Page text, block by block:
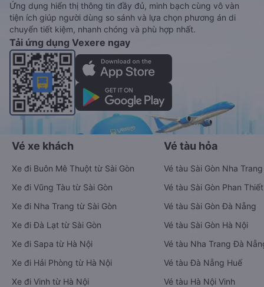
Ứng dụng hiển thị thông tin đầy đủ, minh bạch cùng vô vàn
tiện ích giúp người dùng so sánh và lựa chọn phương án di
chuyển tiết kiệm, nhanh chóng và phù hợp nhất.
Tải ứng dụng Vexere ngay
Vé xe khách
Xe đi Buôn Mê Thuột từ Sài Gòn
Xe đi Vũng Tàu từ Sài Gòn
Xe đi Nha Trang từ Sài Gòn
Xe đi Đà Lạt từ Sài Gòn
Xe đi Sapa từ Hà Nội
Xe đi Hải Phòng từ Hà Nội
Xe đi Vinh từ Hà Nội
Vé tàu hỏa
Vé tàu Sài Gòn Nha Trang
Vé tàu Sài Gòn Phan Thiết
Vé tàu Sài Gòn Đà Nẵng
Vé tàu Sài Gòn Hà Nội
Vé tàu Nha Trang Đà
Vé tàu Đà Nẵng Huế
Vé tàu Hà Nội Vinh